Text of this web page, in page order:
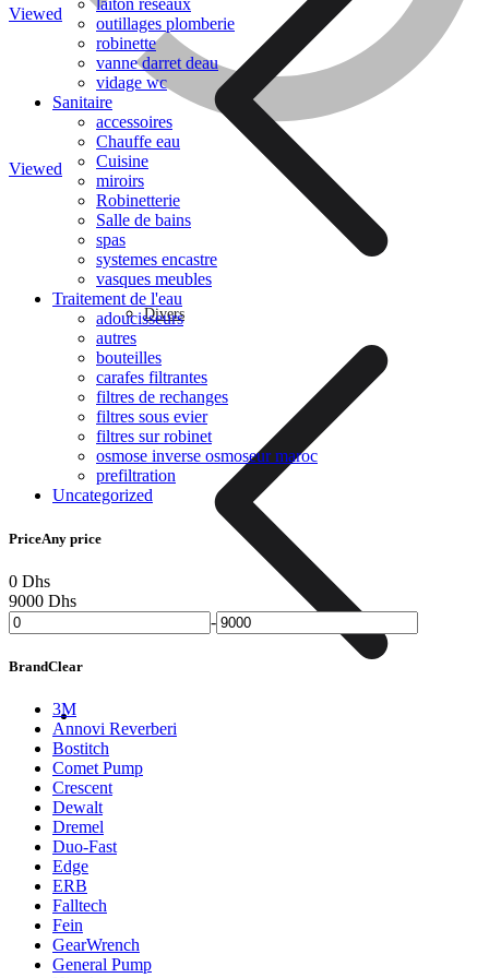
Traitement de l’eau
Caméra de surveillance
Viewed
Divers
Viewed
laiton reseaux
outillages plomberie
robinette
vanne darret deau
vidage wc
Sanitaire
accessoires
Chauffe eau
Cuisine
miroirs
Robinetterie
Salle de bains
spas
systemes encastre
vasques meubles
Traitement de l'eau
adoucisseurs
autres
bouteilles
carafes filtrantes
filtres de rechanges
filtres sous evier
filtres sur robinet
osmose inverse osmoseur maroc
prefiltration
Uncategorized
PriceAny price
0 Dhs
9000 Dhs
-
BrandClear
3M
Annovi Reverberi
Bostitch
Comet Pump
Crescent
Dewalt
Dremel
Duo-Fast
Edge
ERB
Falltech
Fein
GearWrench
General Pump